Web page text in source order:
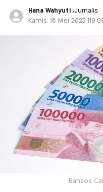
Hana Wahyuti ,Jurnalis
Kamis, 18 Mei 2023
Bansos